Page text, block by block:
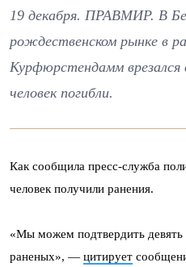
19 декабря. ПРАВМИР. В
рождественском рынке в
Курфюрстендамм врезался
человек погибли.
Как сообщила пресс-служба
человек получили ранения.
«Мы можем подтвердить
раненых», — цитирует